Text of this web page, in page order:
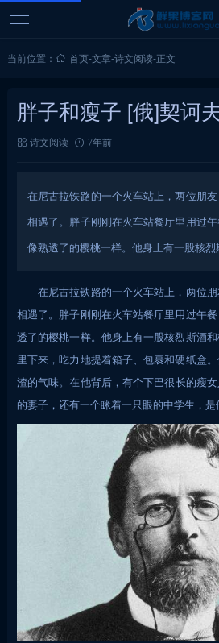
当前位置： 首页-文章-诗文阅读-正文
胖子和瘦子 [俄]契诃
诗文阅读 7年前
在尼古拉铁路的一个火车站上，两位朋
相遇了。胖子刚刚在火车站餐厅里用过
像熟透了的樱桃一样。他身上有一股核烈
在尼古拉铁路的一个火车站上，两位
相遇了。胖子刚刚在火车站餐厅里用过午
透了的樱桃一样。他身上有一股核烈斯酒
里下来，吃力地提着箱子、包裹和硬纸盒
渣的气味。在他背后，有个下巴很长的瘦
的妻子，还有一个眯着一只眼的中学生，是